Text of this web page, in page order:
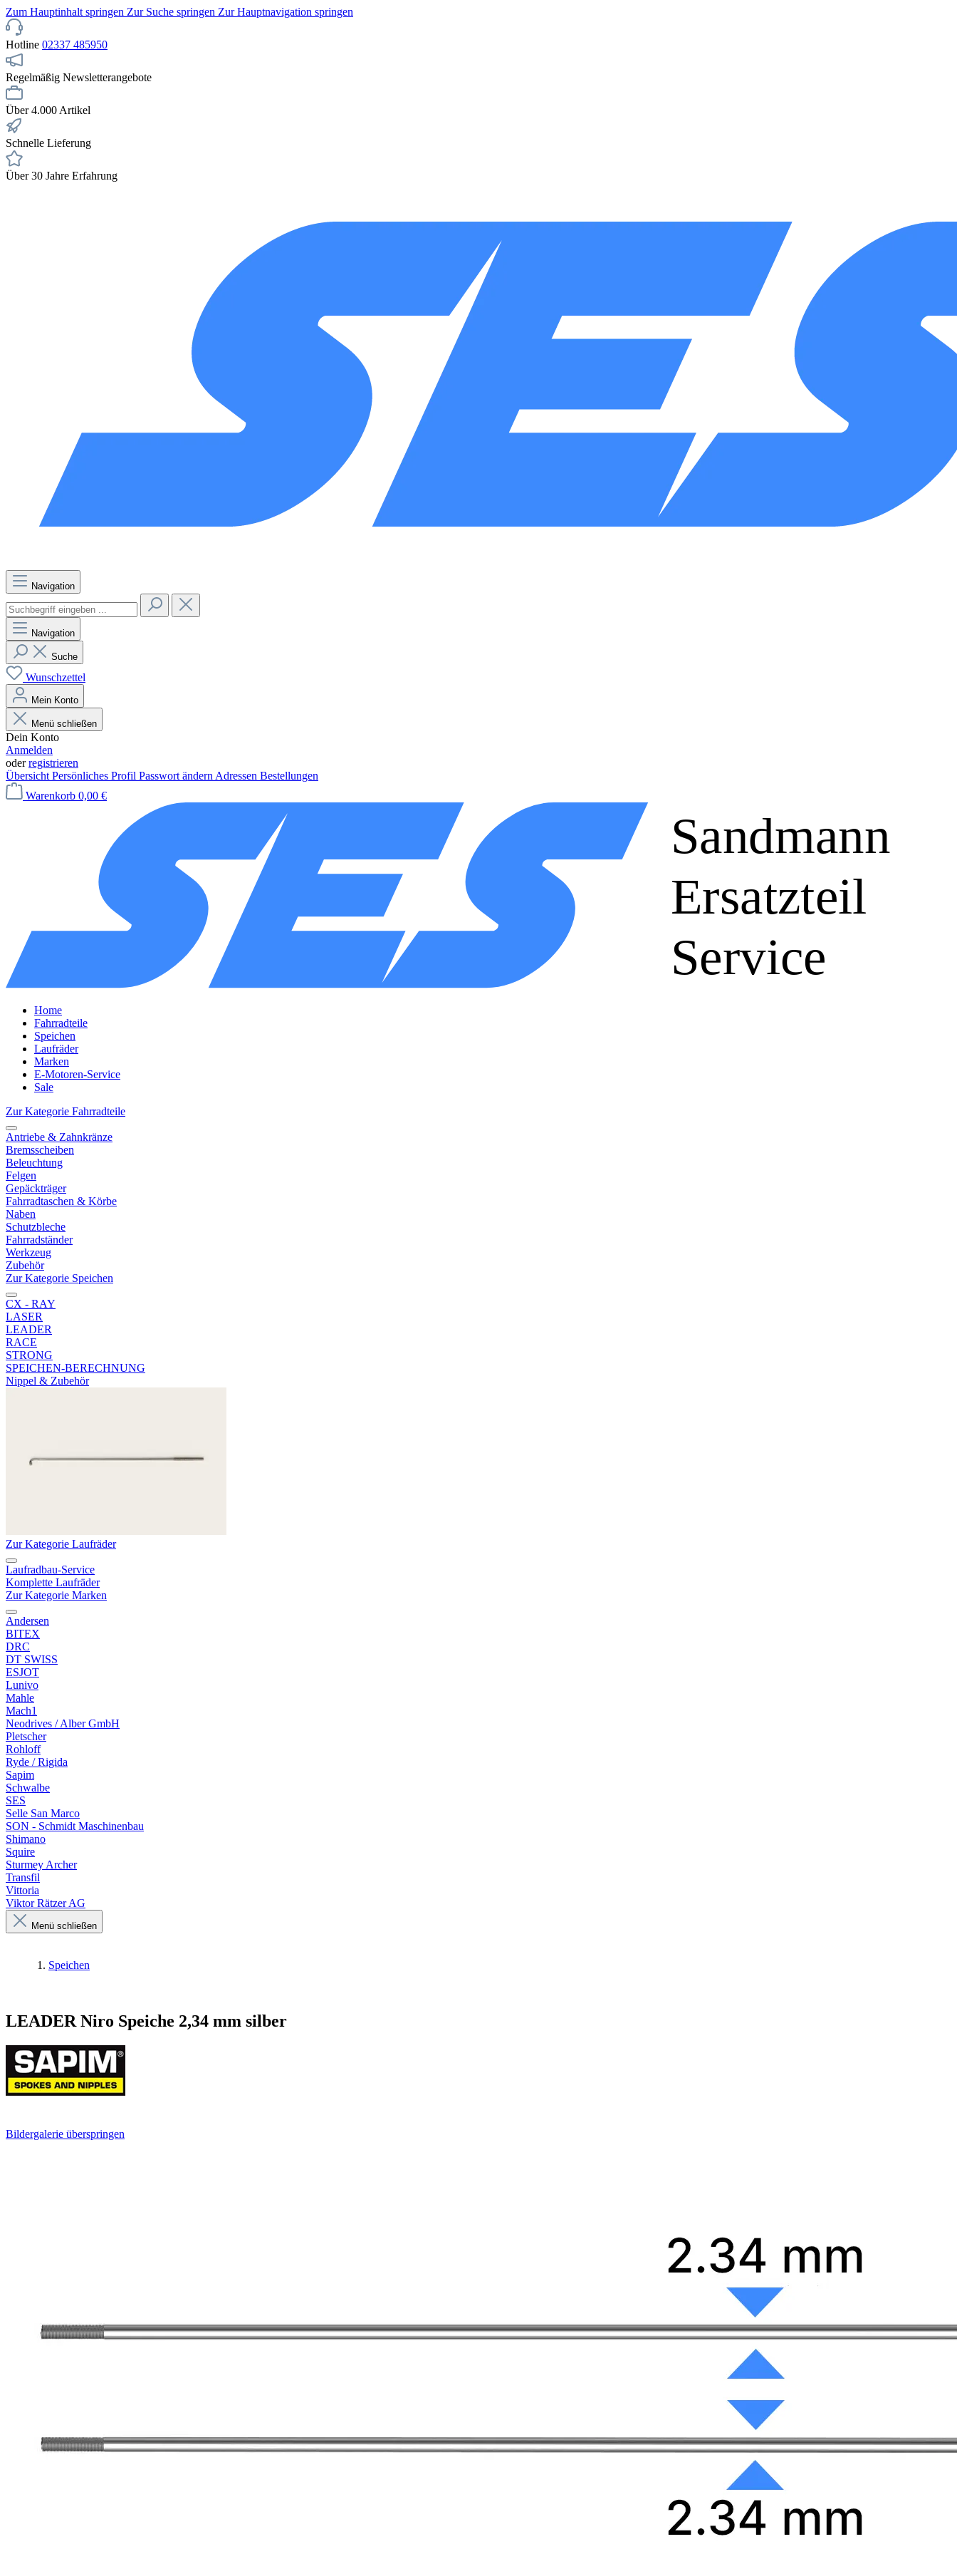
Zum Hauptinhalt springen Zur Suche springen Zur Hauptnavigation springen
Hotline 02337 485950
Regelmäßig Newsletterangebote
Über 4.000 Artikel
Schnelle Lieferung
Über 30 Jahre Erfahrung
Navigation
Navigation
Suche
Wunschzettel
Mein Konto
Menü schließen
Dein Konto
Anmelden
oderregistrieren
Übersicht Persönliches Profil Passwort ändern Adressen Bestellungen
Warenkorb 0,00 €
Home
Fahrradteile
Speichen
Laufräder
Marken
E-Motoren-Service
Sale
Zur Kategorie Fahrradteile
Antriebe & Zahnkränze
Bremsscheiben
Beleuchtung
Felgen
Gepäckträger
Fahrradtaschen & Körbe
Naben
Schutzbleche
Fahrradständer
Werkzeug
Zubehör
Zur Kategorie Speichen
CX - RAY
LASER
LEADER
RACE
STRONG
SPEICHEN-BERECHNUNG
Nippel & Zubehör
Zur Kategorie Laufräder
Laufradbau-Service
Komplette Laufräder
Zur Kategorie Marken
Andersen
BITEX
DRC
DT SWISS
ESJOT
Lunivo
Mahle
Mach1
Neodrives / Alber GmbH
Pletscher
Rohloff
Ryde / Rigida
Sapim
Schwalbe
SES
Selle San Marco
SON - Schmidt Maschinenbau
Shimano
Squire
Sturmey Archer
Transfil
Vittoria
Viktor Rätzer AG
Menü schließen
Speichen
LEADER Niro Speiche 2,34 mm silber
Bildergalerie überspringen